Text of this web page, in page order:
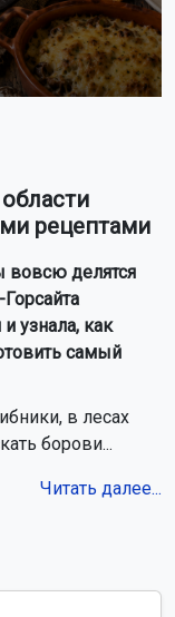
рецептами
вовсю делятся
узнала, как
самый
в лесах
борови...
Читать далее...